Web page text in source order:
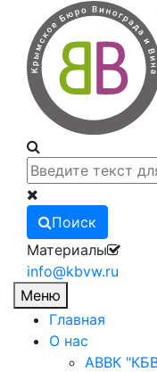
Поиск
Материалы
info@kbvw.ru
Меню
Главная
О нас
АВВК